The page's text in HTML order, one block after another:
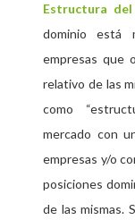
Estructura del
dominio está
empresas que
relativo de las
como
mercado con
empresas y/o
posiciones
de las mismas.